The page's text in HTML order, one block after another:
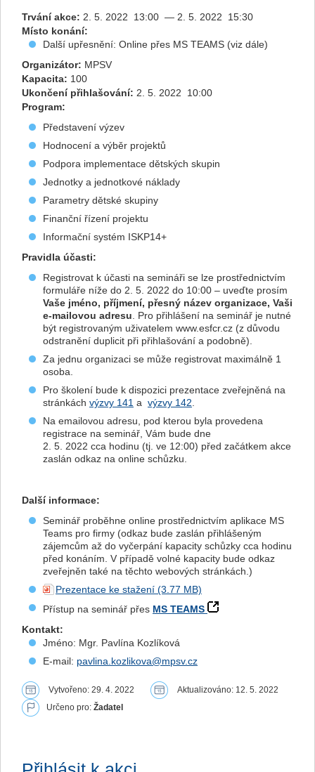
Trvání akce: 2. 5. 2022 13:00 — 2. 5. 2022 15:30
Místo konání:
Další upřesnění: Online přes MS TEAMS (viz dále)
Organizátor: MPSV
Kapacita: 100
Ukončení přihlašování: 2. 5. 2022 10:00
Program:
Představení výzev
Hodnocení a výběr projektů
Podpora implementace dětských skupin
Jednotky a jednotkové náklady
Parametry dětské skupiny
Finanční řízení projektu
Informační systém ISKP14+
Pravidla účasti:
Registrovat k účasti na semináři se lze prostřednictvím
formuláře níže do 2. 5. 2022 do 10:00 – uveďte prosím
Vaše jméno, příjmení, přesný název organizace, Vaši
e-mailovou adresu . Pro přihlášení na seminář je nutné
být registrovaným uživatelem www.esfcr.cz (z důvodu
odstranění duplicit při přihlašování a podobně).
Za jednu organizaci se může registrovat maximálně 1
osoba.
Pro školení bude k dispozici prezentace zveřejněná na
stránkách výzvy 141 a výzvy 142
Na emailovou adresu, pod kterou byla provedena
registrace na seminář, Vám bude dne
2. 5. 2022 cca hodinu (tj. ve 12:00) před začátkem akce
zaslán odkaz na online schůzku.
Další informace:
Seminář proběhne online prostřednictvím aplikace MS
Teams pro firmy (odkaz bude zaslán přihlášeným
zájemcům až do vyčerpání kapacity schůzky cca hodinu
před konáním. V případě volné kapacity bude odkaz
zveřejněn také na těchto webových stránkách.)
Prezentace ke stažení
Přístup na seminář přes MS TEAMS
Kontakt:
Jméno: Mgr. Pavlína Kozlíková
E-mail: pavlina.kozlikova@mpsv.cz
Vytvořeno: 29. 4. 2022
Aktualizováno: 12. 5. 2022
Určeno pro: Žadatel